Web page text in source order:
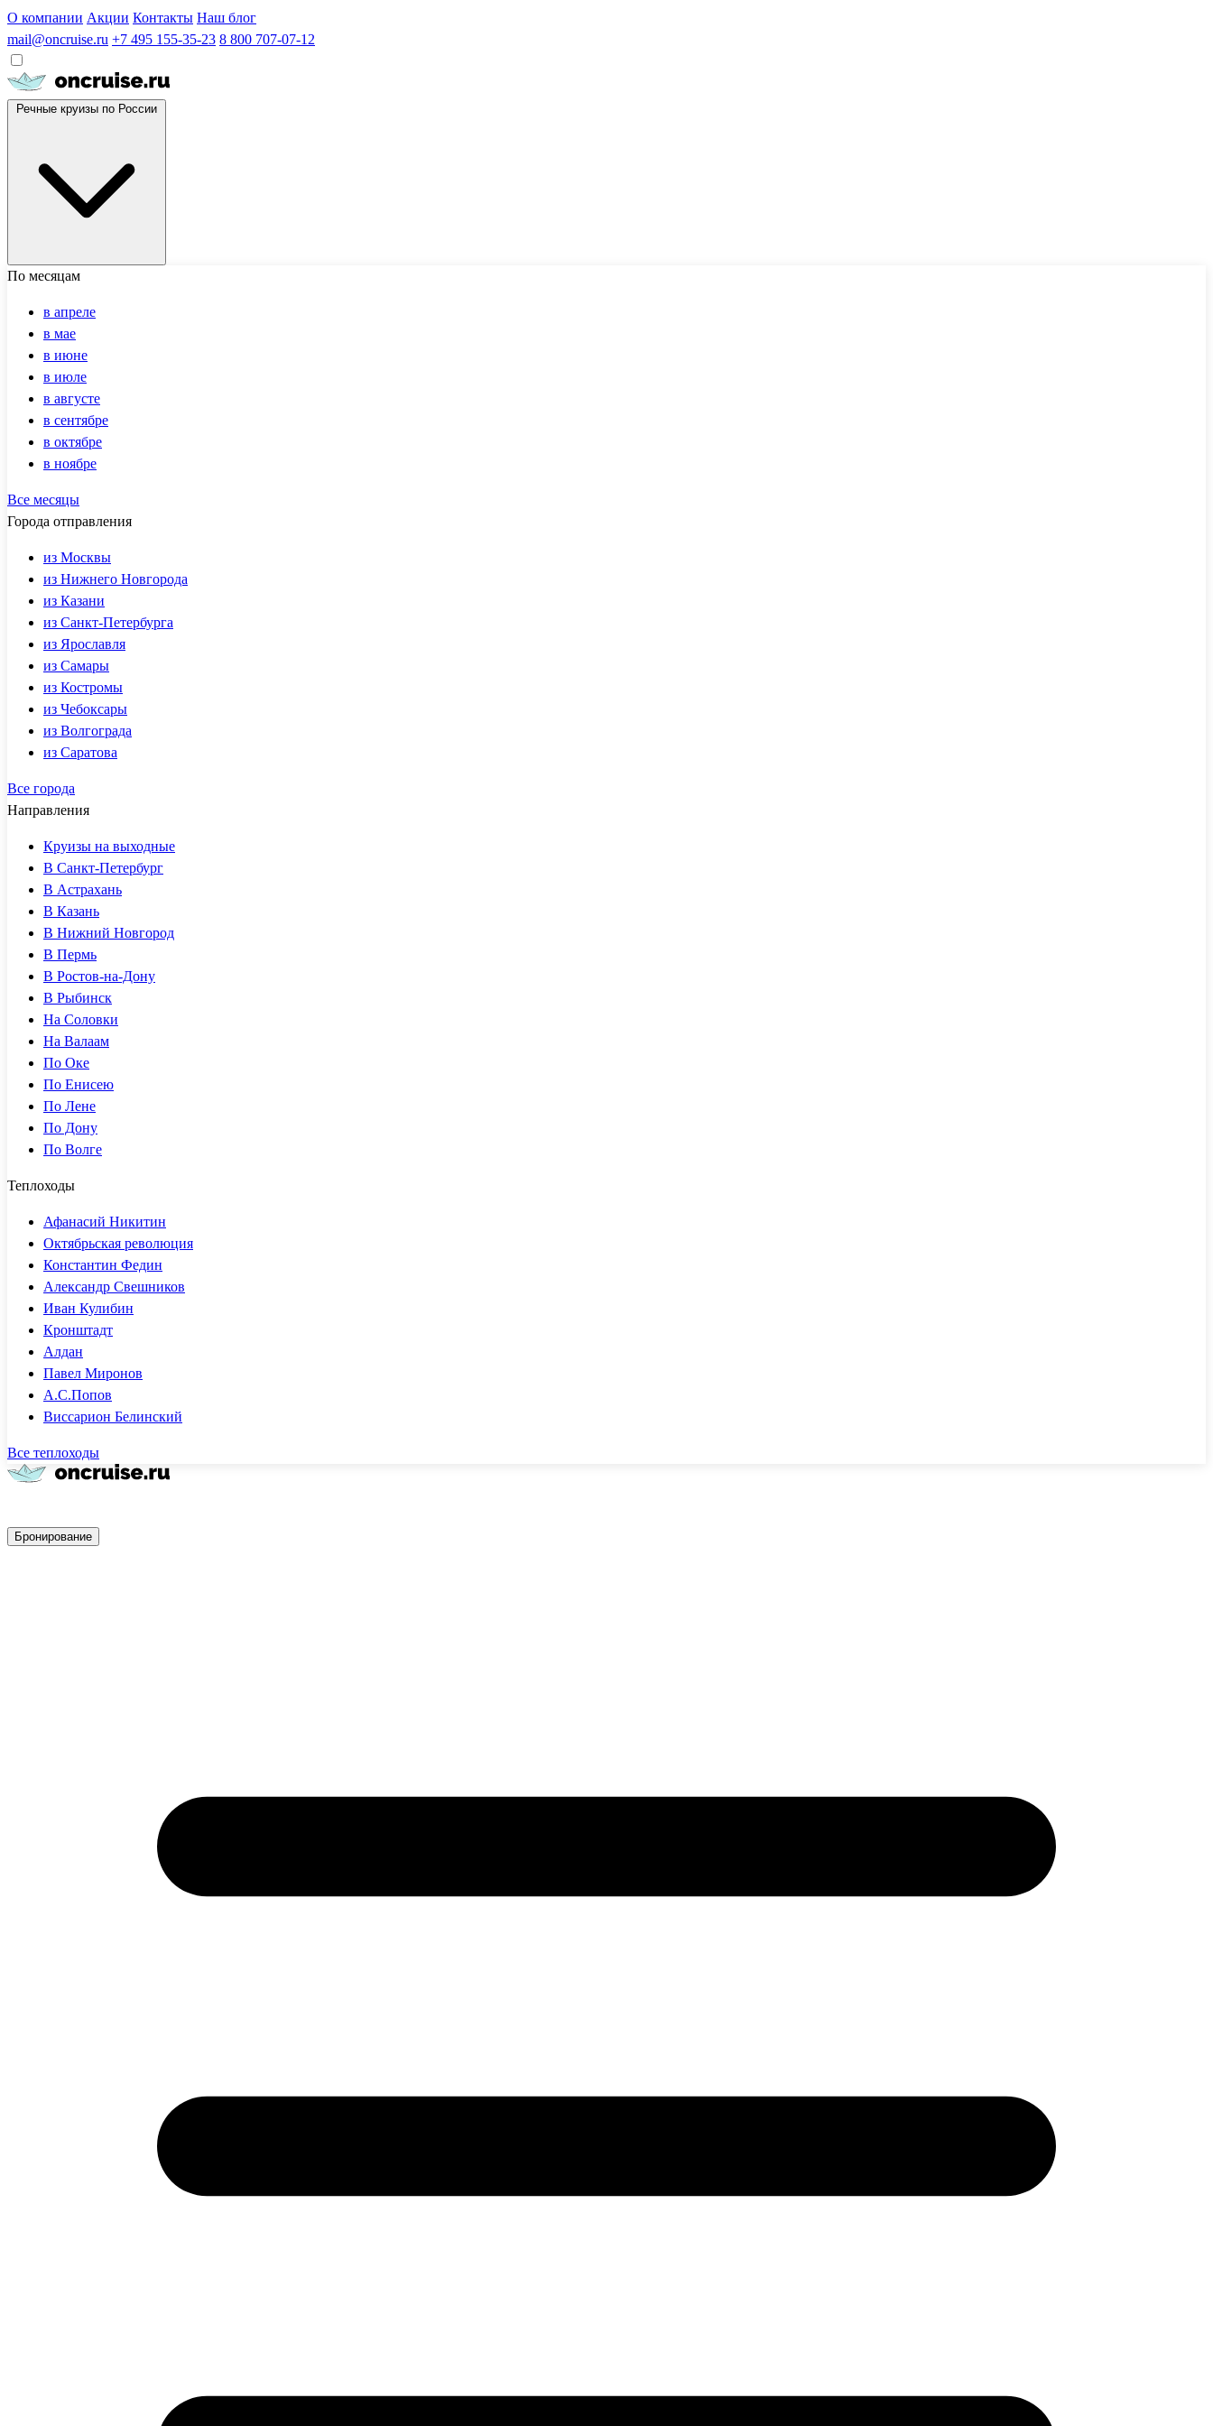
О компании Акции Контакты Наш блог
mail@oncruise.ru +7 495 155-35-23 8 800 707-07-12
По месяцам
в апреле
в мае
в июне
в июле
в августе
в сентябре
в октябре
в ноябре
Все месяцы
Города отправления
из Москвы
из Нижнего Новгорода
из Казани
из Санкт-Петербурга
из Ярославля
из Самары
из Костромы
из Чебоксары
из Волгограда
из Саратова
Все города
Направления
Круизы на выходные
В Санкт-Петербург
В Астрахань
В Казань
В Нижний Новгород
В Пермь
В Ростов-на-Дону
В Рыбинск
На Соловки
На Валаам
По Оке
По Енисею
По Лене
По Дону
По Волге
Теплоходы
Афанасий Никитин
Октябрьская революция
Константин Федин
Александр Свешников
Иван Кулибин
Кронштадт
Алдан
Павел Миронов
А.С.Попов
Виссарион Белинский
Все теплоходы
Бронирование